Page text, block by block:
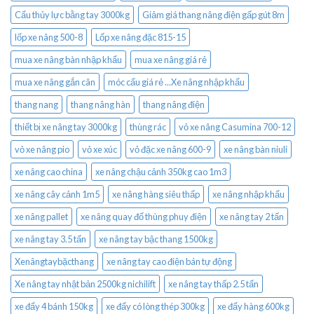
Cẩu thủy lực bằng tay 3000kg
Giảm giá thang nâng điện gấp gút 8m
lốp xe nâng 500-8
Lốp xe nâng đặc 815-15
mua xe nâng bàn nhập khẩu
mua xe nâng giá rẻ
mua xe nâng gắn cân
móc cẩu giá rẻ ...Xe nâng nhập khẩu
thang nang
thang nâng hàn
thang nâng điện
thiết bị xe nâng tay 3000kg
thùng rác
vỏ xe nâng Casumina 700-12
vỏ xe nâng pio
vỏ xe xúc vỏ đặc xe nâng 600-9
xe nâng bàn niuli
xe nâng cao china
xe nâng chậu cảnh 350kg cao 1m3
xe nâng cây cảnh 1m5
xe nâng hàng siêu thấp
xe nâng nhập khẩu
xe nâng pallet
xe nâng quay đổ thùng phuy điện
xe nâng tay 2 tấn
xe nâng tay 3.5 tấn
xe nâng tay bậc thang 1500kg
Xenângtaybặcthang
xe nâng tay cao điện bán tự động
Xe nâng tay nhật bản 2500kg nichilift
xe nâng tay thấp 2.5 tấn
xe đẩy 4 bánh 150kg
xe đẩy có lòng thép 300kg
xe đẩy hàng 600kg